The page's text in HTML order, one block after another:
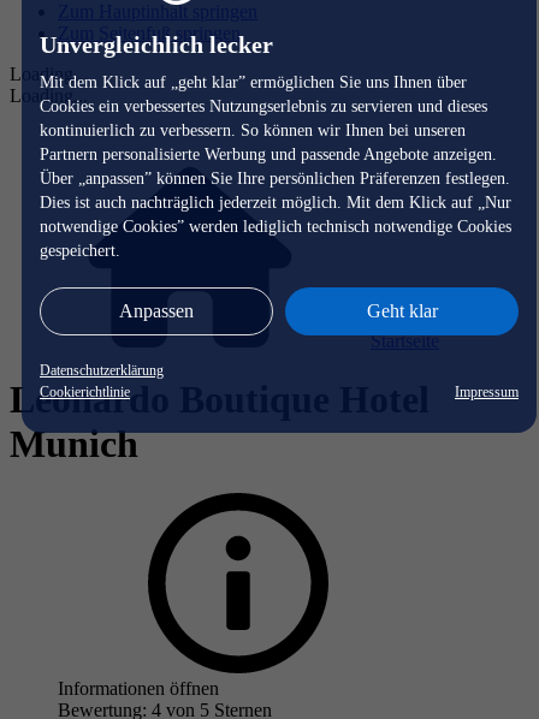
Unvergleichlich lecker
Mit dem Klick auf „geht klar” ermöglichen Sie uns Ihnen über
Cookies ein verbessertes Nutzungserlebnis zu servieren und dieses
kontinuierlich zu verbessern. So können wir Ihnen bei unseren
Partnern personalisierte Werbung und passende Angebote anzeigen.
Über „anpassen” können Sie Ihre persönlichen Präferenzen festlegen.
Dies ist auch nachträglich jederzeit möglich. Mit dem Klick auf „Nur
notwendige Cookies” werden lediglich technisch notwendige Cookies
gespeichert.
Anpassen Geht klar
Datenschutzerklärung
Cookierichtlinie
Impressum
Zum Hauptinhalt springen
Zum Seitenfuß springen
Loading...
Loading...
Startseite
Leonardo Boutique Hotel
Munich
Informationen öffnen
Bewertung: 4 von 5 Sternen